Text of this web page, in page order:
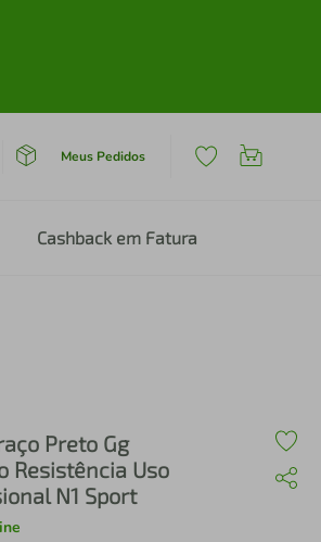
Meus Pedidos
Cashback em Fatura
Preto Gg
Resistência Uso
N1 Sport